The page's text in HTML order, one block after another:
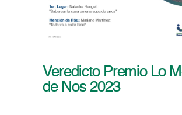
Veredicto Premio Lo
de Nos 2023